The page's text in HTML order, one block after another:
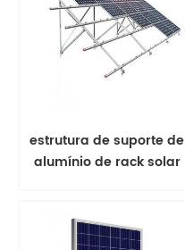
estrutura de suporte de
alumínio de rack solar